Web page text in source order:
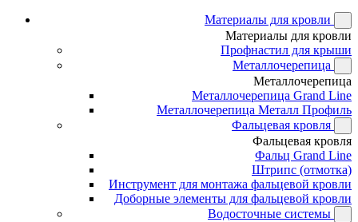
Материалы для кровли
Материалы для кровли
Профнастил для крыши
Металлочерепица
Металлочерепица
Металлочерепица Grand Line
Металлочерепица Металл Профиль
Фальцевая кровля
Фальцевая кровля
Фальц Grand Line
Штрипс (отмотка)
Инструмент для монтажа фальцевой кровли
Доборные элементы для фальцевой кровли
Водосточные системы